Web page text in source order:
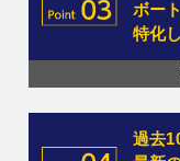
ボー
特化
過去